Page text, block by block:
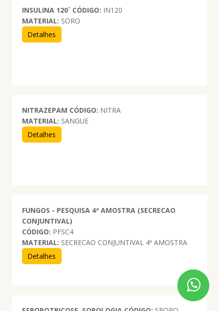
INSULINA 120` CÓDIGO: IN120
MATERIAL: SORO
Detalhes
NITRAZEPAM CÓDIGO: NITRA
MATERIAL: SANGUE
Detalhes
FUNGOS - PESQUISA 4ª AMOSTRA (SECRECAO
CONJUNTIVAL)
CÓDIGO: PFSC4
MATERIAL: SECRECAO CONJUNTIVAL 4ª AMOSTRA
Detalhes